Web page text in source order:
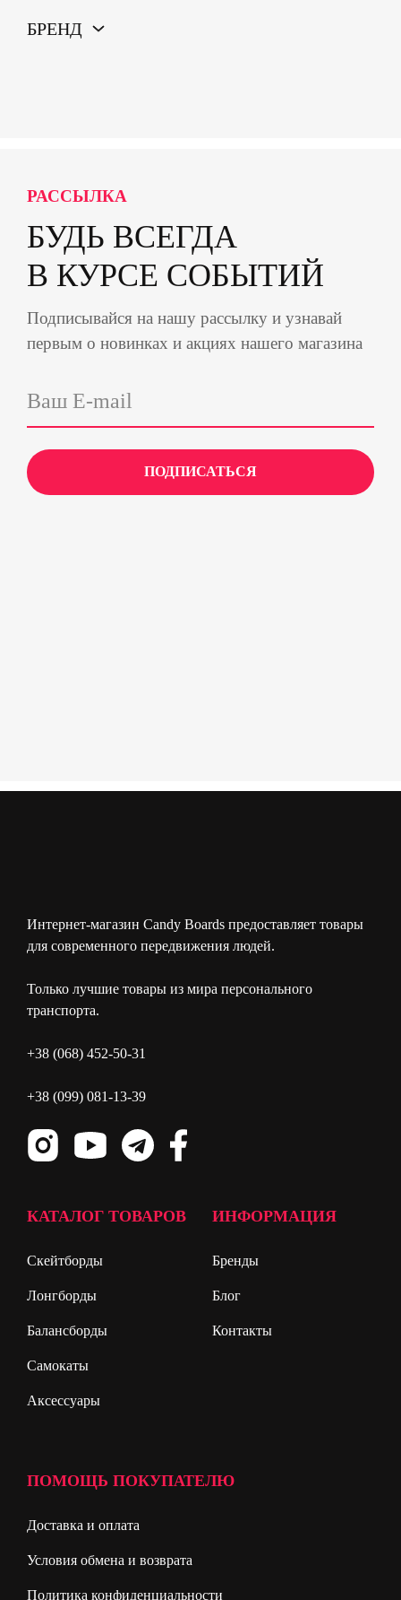
БРЕНД
РАССЫЛКА
БУДЬ ВСЕГДА
В КУРСЕ СОБЫТИЙ
Подписывайся на нашу рассылку и узнавай
первым о новинках и акциях нашего магазина
Интернет-магазин Candy Boards предоставляет товары
для современного передвижения людей.
Только лучшие товары из мира персонального
транспорта.
+38 (068) 452-50-31
+38 (099) 081-13-39
КАТАЛОГ ТОВАРОВ
Скейтборды
Лонгборды
Балансборды
Самокаты
Аксессуары
ИНФОРМАЦИЯ
Бренды
Блог
Контакты
ПОМОЩЬ ПОКУПАТЕЛЮ
Доставка и оплата
Условия обмена и возврата
Политика конфиденциальности